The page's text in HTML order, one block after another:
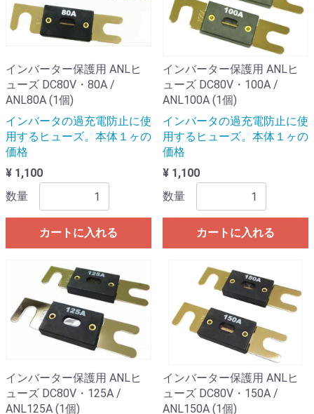
インバーター保護用 ANLヒ
ューズ DC80V・80A /
ANL80A (1個)
インバータの過充電防止に使
用するヒューズ。本体１ヶの
価格
¥ 1,100
数量
カートに入れる
インバーター保護用 ANLヒ
ューズ DC80V・100A /
ANL100A (1個)
インバータの過充電防止に使
用するヒューズ。本体１ヶの
価格
¥ 1,100
数量
カートに入れる
インバーター保護用 ANLヒ
ューズ DC80V・125A /
ANL125A (1個)
インバーター保護用 ANLヒ
ューズ DC80V・150A /
ANL150A (1個)